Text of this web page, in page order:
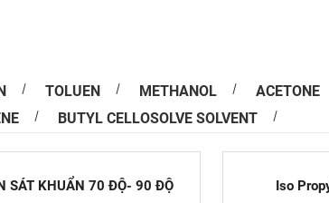
TOLUEN METHANOL ACETONE
BUTYL CELLOSOLVE SOLVENT
SÁT KHUẨN 70 ĐỘ- 90 ĐỘ Iso
Khám Phá Toàn Diện Tính Chất, Ứng Dụng
sử dụng rộng rãi trong nhiều ngành công nghiệp